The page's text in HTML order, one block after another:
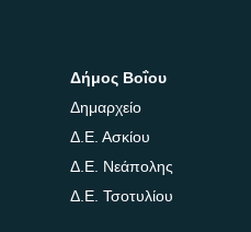
Δήμος Βοΐου
Δημαρχείο
Δ.Ε. Ασκίου
Δ.Ε. Νεάπολης
Δ.Ε. Τσοτυλίου